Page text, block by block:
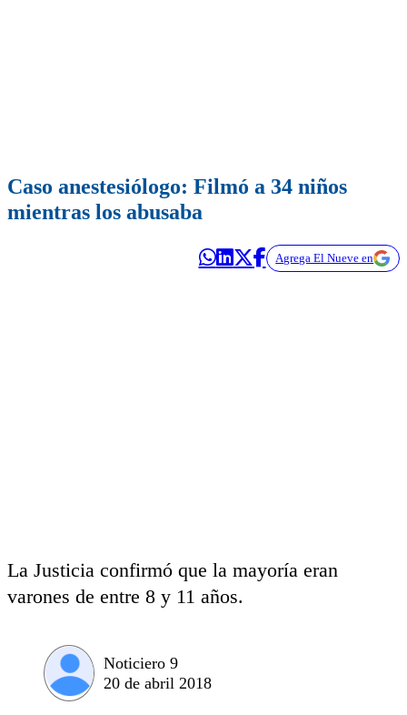
Caso anestesiólogo: Filmó a 34 niños
mientras los abusaba
Agrega El Nueve en
La Justicia confirmó que la mayoría eran
varones de entre 8 y 11 años.
Noticiero 9
20 de abril 2018